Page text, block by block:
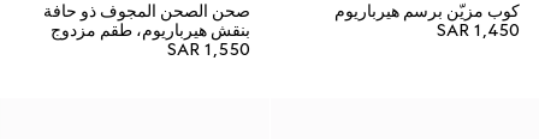
كوب مزيّن برسم هيرباريوم
SAR 1,450
صحن الصحن المجوف ذو حافة
بنقش هيرباريوم، طقم مزدوج
SAR 1,550